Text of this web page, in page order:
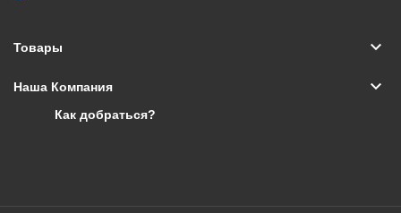
Товары keyboard_arrow_down
Наша Компания keyboard_arrow_down
Как добраться?